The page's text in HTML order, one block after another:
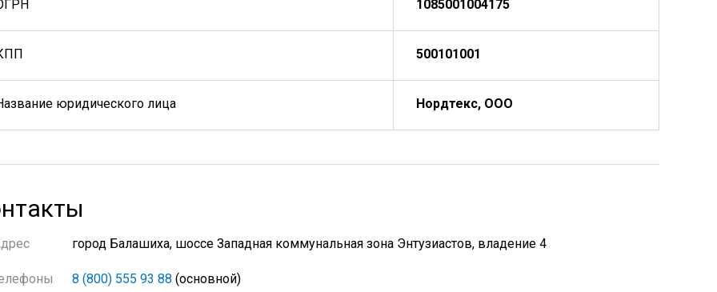
1085001004175
500101001
юридического лица Нордтекс, ООО
город Балашиха, шоссе Западная коммунальная зона Энтузиастов, владение 4
8 (800) 555 93 88 (основной)